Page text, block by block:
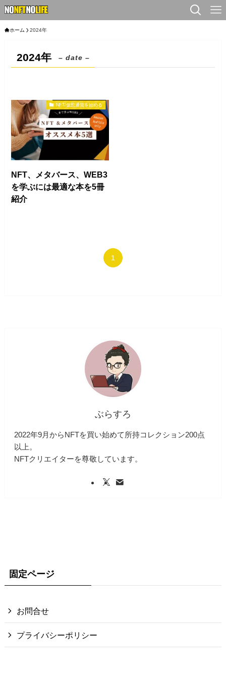
ホーム 2024年
2024年 – date –
NFT/仮想通貨を始める
NFT、メタバース、WEB3
を学ぶには最適な本を5冊
紹介
1
ぶらすろ
2022年9月からNFTを買い始めて所持コレクション200点
以上。
NFTクリエイターを尊敬しています。
固定ページ
お問合せ
プライバシーポリシー